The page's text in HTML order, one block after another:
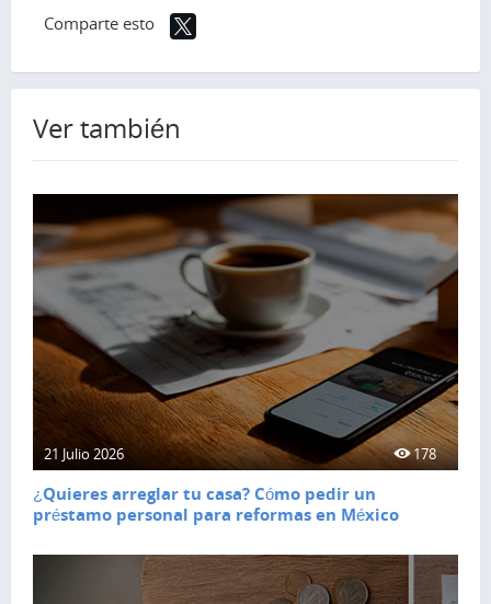
Comparte esto
Ver también
21 Julio 2026 178
¿Quieres arreglar tu casa? Cómo pedir un
préstamo personal para reformas en México